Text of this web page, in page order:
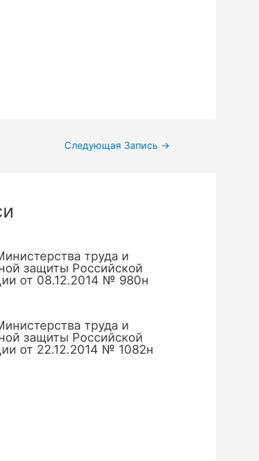
Следующая Запись →
труда и
защиты Российской
от 08.12.2014 № 980н
труда и
защиты Российской
от 22.12.2014 № 1082н